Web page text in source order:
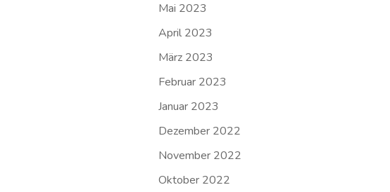
Mai 2023
April 2023
März 2023
Februar 2023
Januar 2023
Dezember 2022
November 2022
Oktober 2022